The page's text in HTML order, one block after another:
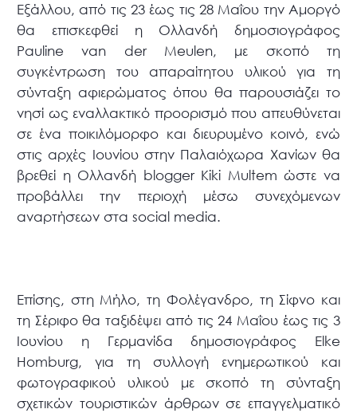
Εξάλλου, από τις 23 έως τις 28 Μαΐου την Αμοργό
θα επισκεφθεί η Ολλανδή δημοσιογράφος
Pauline van der Meulen, με σκοπό τη
συγκέντρωση του απαραίτητου υλικού για τη
σύνταξη αφιερώματος όπου θα παρουσιάζει το
νησί ως εναλλακτικό προορισμό που απευθύνεται
σε ένα ποικιλόμορφο και διευρυμένο κοινό, ενώ
στις αρχές Ιουνίου στην Παλαιόχωρα Χανίων θα
βρεθεί η Ολλανδή blogger Kiki Multem ώστε να
προβάλλει την περιοχή μέσω συνεχόμενων
αναρτήσεων στα social media.
Επίσης, στη Μήλο, τη Φολέγανδρο, τη Σίφνο και
τη Σέριφο θα ταξιδέψει από τις 24 Μαΐου έως τις 3
Ιουνίου η Γερμανίδα δημοσιογράφος Elke
Homburg, για τη συλλογή ενημερωτικού και
φωτογραφικού υλικού με σκοπό τη σύνταξη
σχετικών τουριστικών άρθρων σε επαγγελματικό